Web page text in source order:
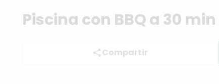
Piscina con BBQa 30 min
Compartir